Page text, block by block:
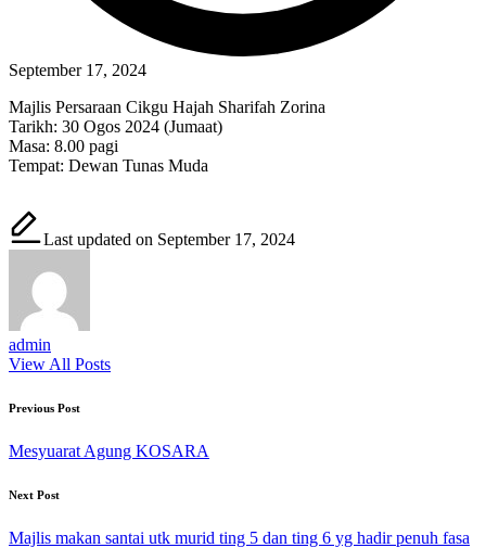
September 17, 2024
Majlis Persaraan Cikgu Hajah Sharifah Zorina
Tarikh: 30 Ogos 2024 (Jumaat)
Masa: 8.00 pagi
Tempat: Dewan Tunas Muda
Last updated on September 17, 2024
admin
View All Posts
Post
navigation
Previous Post
Mesyuarat Agung KOSARA
Next Post
Majlis makan santai utk murid ting 5 dan ting 6 yg hadir penuh fasa